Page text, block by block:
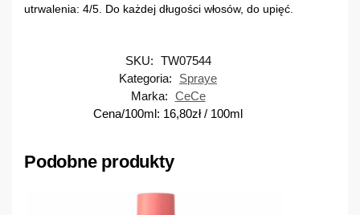
utrwalenia: 4/5. Do każdej długości włosów, do upięć.
SKU: TW07544
Kategoria:
Spraye
Marka: CeCe
Cena/100ml: 16,80zł/ 100ml
Podobne produkty